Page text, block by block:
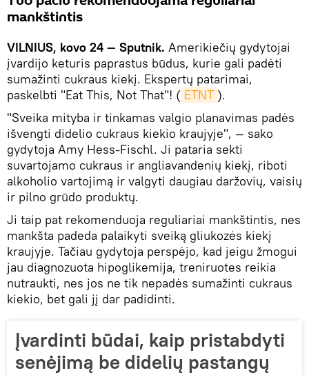
mankštintis
VILNIUS, kovo 24 — Sputnik. Amerikiečių gydytojai
įvardijo keturis paprastus būdus, kurie gali padėti
sumažinti cukraus kiekį. Ekspertų patarimai,
paskelbti "Eat This, Not That"! ( ETNT ).
"Sveika mityba ir tinkamas valgio planavimas padės
išvengti didelio cukraus kiekio kraujyje", — sako
gydytoja Amy Hess-Fischl. Ji pataria sekti
suvartojamo cukraus ir angliavandenių kiekį, riboti
alkoholio vartojimą ir valgyti daugiau daržovių, vaisių
ir pilno grūdo produktų.
Ji taip pat rekomenduoja reguliariai mankštintis, nes
mankšta padeda palaikyti sveiką gliukozės kiekį
kraujyje. Tačiau gydytoja perspėjo, kad jeigu žmogui
jau diagnozuota hipoglikemija, treniruotes reikia
nutraukti, nes jos ne tik nepadės sumažinti cukraus
kiekio, bet gali jį dar padidinti.
Įvardinti būdai, kaip pristabdyti
senėjimą be didelių pastangų